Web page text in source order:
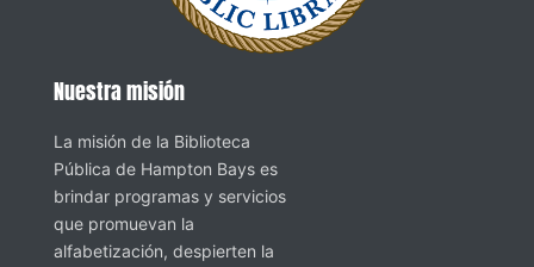
Nuestra misión
La misión de la Biblioteca
Pública de Hampton Bays es
brindar programas y servicios
que promuevan la
alfabetización, despierten la